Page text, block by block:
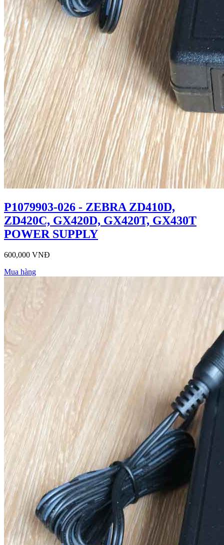
P1079903-026 - ZEBRA ZD410D,
ZD420C, GX420D, GX420T, GX430T
POWER SUPPLY
600,000 VNĐ
Mua hàng